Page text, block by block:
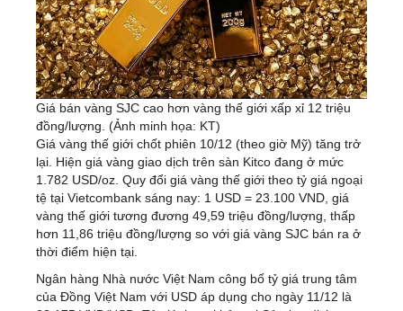
Giá bán vàng SJC cao hơn vàng thế giới xấp xỉ 12 triệu
đồng/lượng. (Ảnh minh họa: KT)
Giá vàng thế giới chốt phiên 10/12 (theo giờ Mỹ) tăng trở
lại. Hiện giá vàng giao dịch trên sàn Kitco đang ở mức
1.782 USD/oz. Quy đổi giá vàng thế giới theo tỷ giá ngoại
tệ tại Vietcombank sáng nay: 1 USD = 23.100 VND, giá
vàng thế giới tương đương 49,59 triệu đồng/lượng, thấp
hơn 11,86 triệu đồng/lượng so với giá vàng SJC bán ra ở
thời điểm hiện tại.
Ngân hàng Nhà nước Việt Nam công bố tỷ giá trung tâm
của Đồng Việt Nam với USD áp dụng cho ngày 11/12 là